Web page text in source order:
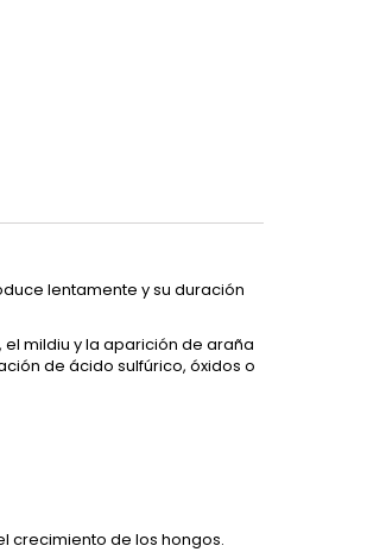
lentamente y su duración
mildiu y la aparición de araña
de ácido sulfúrico, óxidos o
crecimiento de los hongos.